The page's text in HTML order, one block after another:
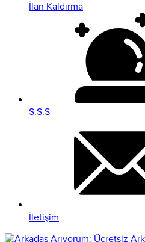
İlan Kaldırma
S.S.S
İletişim